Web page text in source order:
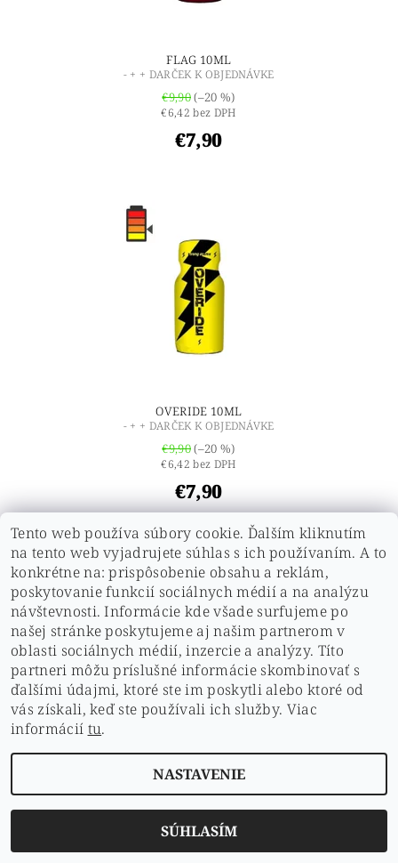
FLAG 10ML
- + + DARČEK K OBJEDNÁVKE
€9,90(–20 %)
€6,42 bez DPH
€7,90
OVERIDE 10ML
- + + DARČEK K OBJEDNÁVKE
€9,90(–20 %)
€6,42 bez DPH
€7,90
- + + DARČEK K OBJEDNÁVKE
€9,90(–20 %)
€7,90
Tento web používa súbory cookie. Ďalším kliknutím
na tento web vyjadrujete súhlas s ich používaním. A to
konkrétne na: prispôsobenie obsahu a reklám,
poskytovanie funkcií sociálnych médií a na analýzu
návštevnosti. Informácie kde všade surfujeme po
našej stránke poskytujeme aj našim partnerom v
oblasti sociálnych médií, inzercie a analýzy. Títo
partneri môžu príslušné informácie skombinovať s
ďalšími údajmi, ktoré ste im poskytli alebo ktoré od
vás získali, keď ste používali ich služby. Viac
informácií tu.
NASTAVENIE
SÚHLASÍM